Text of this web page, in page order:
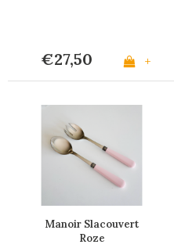
€27,50 +
Manoir Slacouvert
Roze